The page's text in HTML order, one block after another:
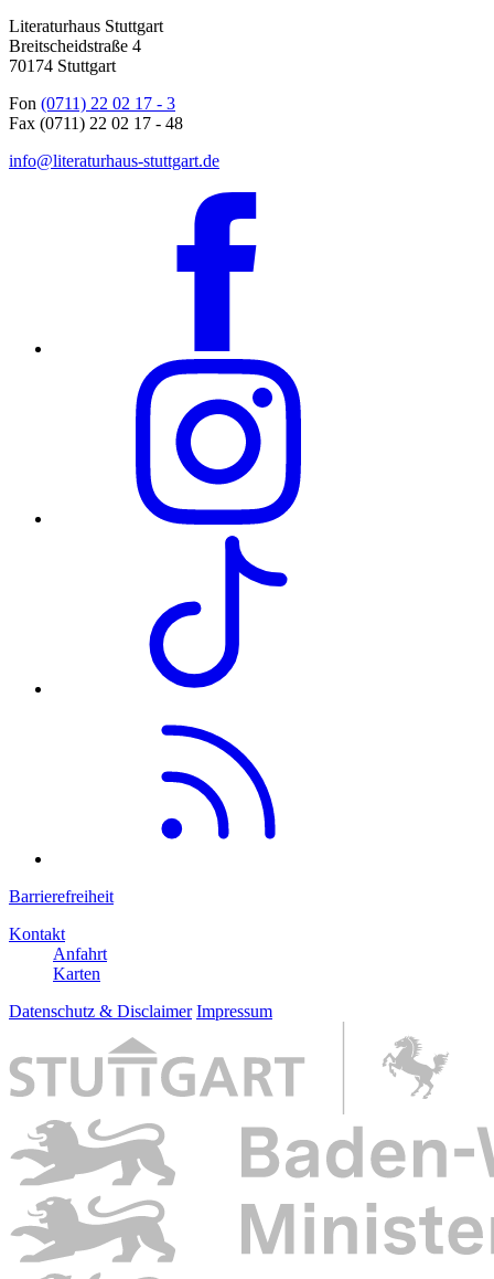
Literaturhaus Stuttgart
Breitscheidstraße 4
70174 Stuttgart
Fon (0711) 22 02 17 - 3
Fax (0711) 22 02 17 - 48
info@literaturhaus-stuttgart.de
Barrierefreiheit
Kontakt
Anfahrt
Karten
Datenschutz & Disclaimer Impressum